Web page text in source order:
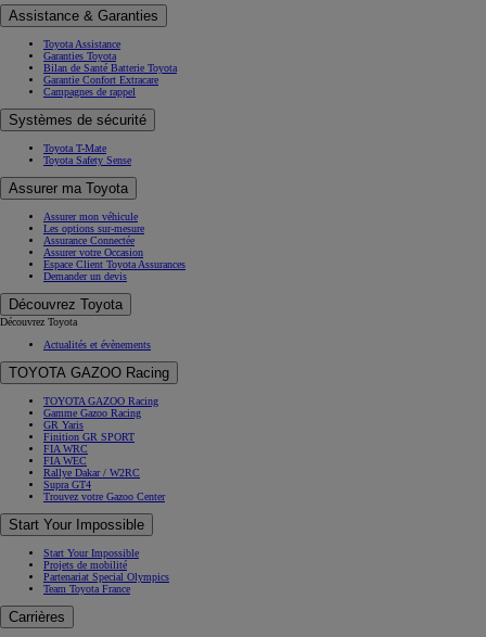
Assistance & Garanties
Toyota Assistance
Garanties Toyota
Bilan de Santé Batterie Toyota
Garantie Confort Extracare
Campagnes de rappel
Systèmes de sécurité
Toyota T-Mate
Toyota Safety Sense
Assurer ma Toyota
Assurer mon véhicule
Les options sur-mesure
Assurance Connectée
Assurer votre Occasion
Espace Client Toyota Assurances
Demander un devis
Découvrez Toyota
Découvrez Toyota
Actualités et évènements
TOYOTA GAZOO Racing
TOYOTA GAZOO Racing
Gamme Gazoo Racing
GR Yaris
Finition GR SPORT
FIA WRC
FIA WEC
Rallye Dakar / W2RC
Supra GT4
Trouvez votre Gazoo Center
Start Your Impossible
Start Your Impossible
Projets de mobilité
Partenariat Special Olympics
Team Toyota France
Carrières